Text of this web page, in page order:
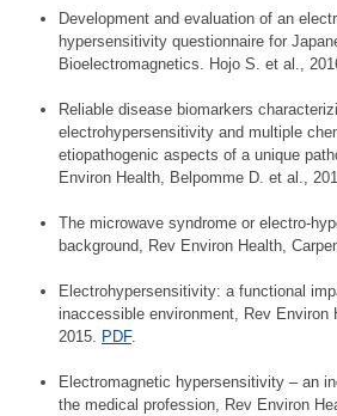
Development and evaluation of an
hypersensitivity questionnaire for
Bioelectromagnetics. Hojo S. et al.,
Reliable disease biomarkers
electrohypersensitivity and multiple
etiopathogenic aspects of a unique
Environ Health, Belpomme D. et al.,
The microwave syndrome or electro-
background, Rev Environ Health,
Electrohypersensitivity: a functional
inaccessible environment, Rev Environ
2015. PDF.
Electromagnetic hypersensitivity – an
the medical profession, Rev Environ